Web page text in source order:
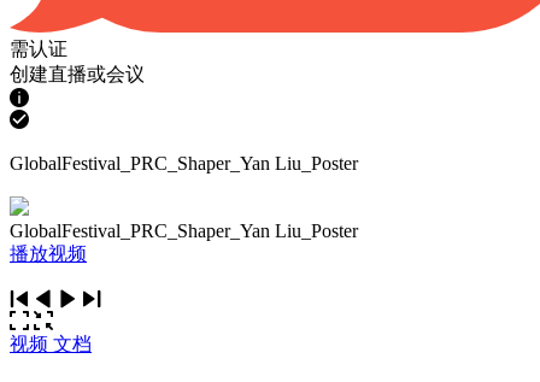
需认证
创建直播或会议
GlobalFestival_PRC_Shaper_Yan Liu_Poster
GlobalFestival_PRC_Shaper_Yan Liu_Poster
播放视频
视频 文档